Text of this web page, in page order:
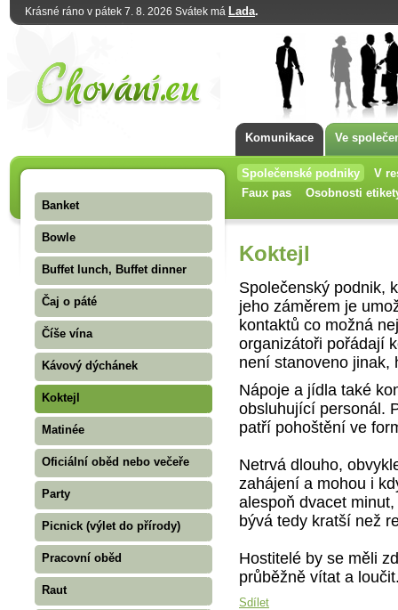
Krásné ráno v pátek 7. 8. 2026 Svátek má Lada.
Komunikace Ve
Společenské podniky
V
Faux pas
Osobnosti
Banket
Bowle
Buffet lunch, Buffet dinner
Čaj o páté
Číše vína
Kávový dýchánek
Koktejl
Matinée
Oficiální oběd nebo večeře
Party
Picnick (výlet do přírody)
Pracovní oběd
Raut
Koktejl
Společenský podnik,
jeho záměrem je
kontaktů co možná
organizátoři pořádají
není stanoveno jinak,
Nápoje a jídla také
obsluhující personál.
patří pohoštění ve
Netrvá dlouho,
zahájení a mohou i
alespoň dvacet
bývá tedy kratší než
Hostitelé by se měli
průběžně vítat a
Sdílet